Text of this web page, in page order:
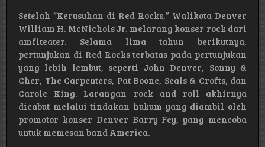
Setelah “Kerusuhan di Red Rocks,” Walikota Denver
William H. McNichols Jr. melarang konser rock dari
amfiteater. Selama lima tahun berikutnya,
pertunjukan di Red Rocks terbatas pada pertunjukan
yang lebih lembut, seperti John Denver, Sonny &
Cher, The Carpenters, Pat Boone, Seals & Crofts, dan
Carole King. Larangan rock and roll akhirnya
dicabut melalui tindakan hukum yang diambil oleh
promotor konser Denver Barry Fey, yang mencoba
untuk memesan band America.